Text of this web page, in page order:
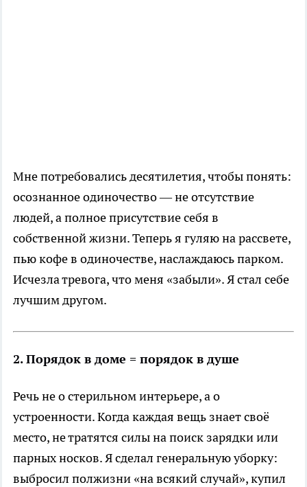
Мне потребовались десятилетия, чтобы понять:
осознанное одиночество — не отсутствие
людей, а полное присутствие себя в
собственной жизни. Теперь я гуляю на рассвете,
пью кофе в одиночестве, наслаждаюсь парком.
Исчезла тревога, что меня «забыли». Я стал себе
лучшим другом.
2. Порядок в доме = порядок в душе
Речь не о стерильном интерьере, а о
устроенности. Когда каждая вещь знает своё
место, не тратятся силы на поиск зарядки или
парных носков. Я сделал генеральную уборку:
выбросил полжизни «на всякий случай», купил